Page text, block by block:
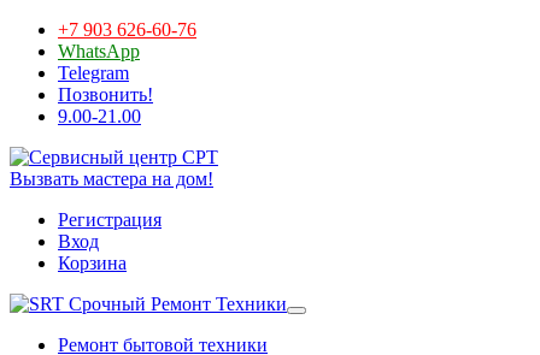
+7 903 626-60-76
WhatsApp
Telegram
Позвонить!
9.00-21.00
Вызвать мастера на дом!
Регистрация
Вход
Корзина
Срочный Ремонт Техники
Ремонт бытовой техники